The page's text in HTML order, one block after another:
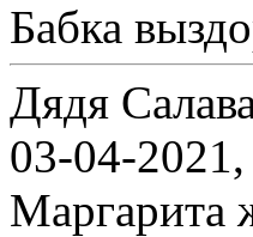
Бабка
Дядя
03-04-
Маргарита